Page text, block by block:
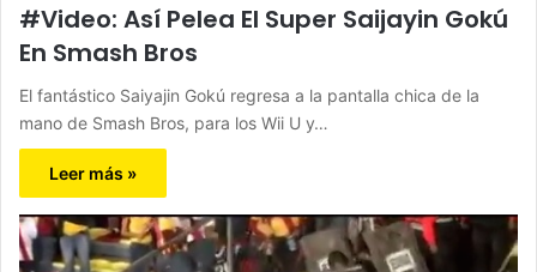
#Video: Así Pelea El Super Saijayin Gokú
En Smash Bros
El fantástico Saiyajin Gokú regresa a la pantalla chica de la
mano de Smash Bros, para los Wii U y…
Leer más »